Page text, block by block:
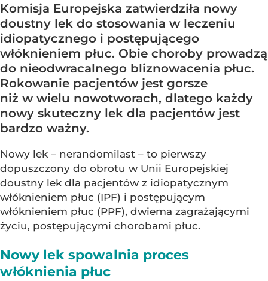
Komisja Europejska zatwierdziła nowy
doustny lek do stosowania w leczeniu
idiopatycznego i postępującego
włóknieniem płuc. Obie choroby prowadzą
do nieodwracalnego bliznowacenia płuc.
Rokowanie pacjentów jest gorsze
niż w wielu nowotworach, dlatego każdy
nowy skuteczny lek dla pacjentów jest
bardzo ważny.
Nowy lek – nerandomilast – to pierwszy
dopuszczony do obrotu w Unii Europejskiej
doustny lek dla pacjentów z idiopatycznym
włóknieniem płuc (IPF) i postępującym
włóknieniem płuc (PPF), dwiema zagrażającymi
życiu, postępującymi chorobami płuc.
Nowy lek spowalnia proces
włóknienia płuc